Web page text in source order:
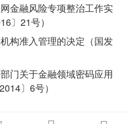
金融风险专项整治工作实
〕21号）
构准入管理的决定（国发
门关于金融领域密码应用
〕6号）